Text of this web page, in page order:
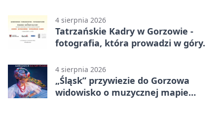
4 sierpnia 2026
Tatrzańskie Kadry w Gorzowie -
fotografia, która prowadzi w góry.
4 sierpnia 2026
„Śląsk” przywiezie do Gorzowa
widowisko o muzycznej mapie